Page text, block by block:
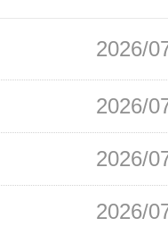
2026/
2026/
2026/
2026/